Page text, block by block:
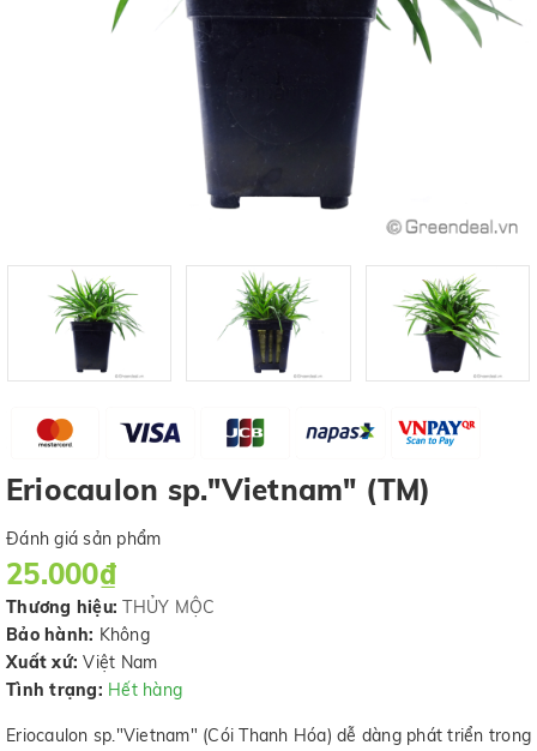
Eriocaulon sp."Vietnam" (TM)
Đánh giá sản phẩm
25.000₫
Thương hiệu: THỦY MỘC
Bảo hành: Không
Xuất xứ: Việt Nam
Tình trạng: Hết hàng
Eriocaulon sp."Vietnam" (Cói Thanh Hóa) dễ dàng phát triển trong